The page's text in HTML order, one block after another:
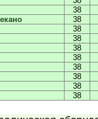
38
38
38
38
38
38
38
38
38
38